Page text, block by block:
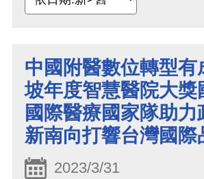
中國附醫數位轉型有
坡年度智慧醫院大獎
國際醫療國家隊助力
新南向打響台灣國際
2023/3/31